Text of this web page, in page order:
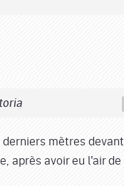
mètres devant
après avoir eu l'air de